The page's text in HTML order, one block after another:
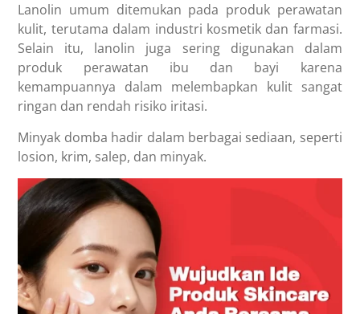
Lanolin umum ditemukan pada produk perawatan
kulit, terutama dalam industri kosmetik dan farmasi.
Selain itu, lanolin juga sering digunakan dalam
produk perawatan ibu dan bayi karena
kemampuannya dalam melembapkan kulit sangat
ringan dan rendah risiko iritasi.
Minyak domba hadir dalam berbagai sediaan, seperti
losion, krim, salep, dan minyak.